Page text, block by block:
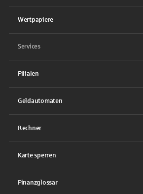
Wertpapiere
Services
Filialen
Geldautomaten
Rechner
Karte sperren
Finanzglossar